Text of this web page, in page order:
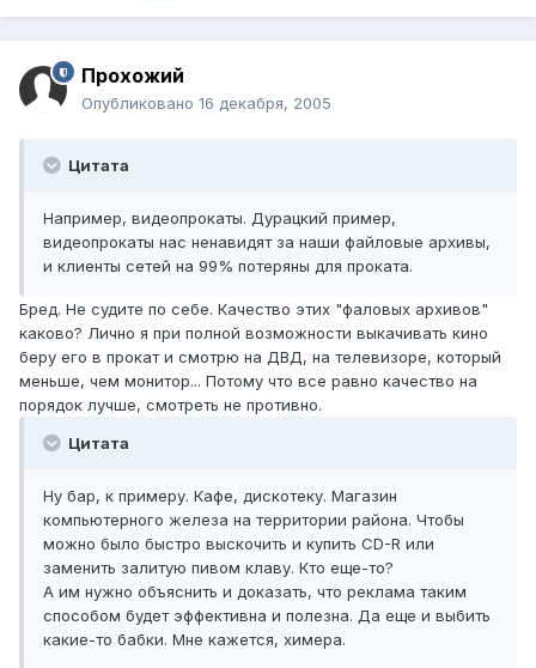
Прохожий
Опубликовано 16 декабря, 2005
Цитата
Например, видеопрокаты. Дурацкий пример,
видеопрокаты нас ненавидят за наши файловые архивы,
и клиенты сетей на 99% потеряны для проката.
Бред. Не судите по себе. Качество этих "фаловых архивов"
каково? Лично я при полной возможности выкачивать кино
беру его в прокат и смотрю на ДВД, на телевизоре, который
меньше, чем монитор... Потому что все равно качество на
порядок лучше, смотреть не противно.
Цитата
Ну бар, к примеру. Кафе, дискотеку. Магазин
компьютерного железа на территории района. Чтобы
можно было быстро выскочить и купить CD-R или
заменить залитую пивом клаву. Кто еще-то?
А им нужно объяснить и доказать, что реклама таким
способом будет эффективна и полезна. Да еще и выбить
какие-то бабки. Мне кажется, химера.